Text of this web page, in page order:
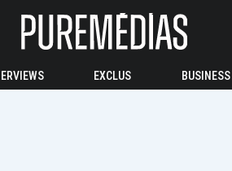
EXCLUS BUSINESS